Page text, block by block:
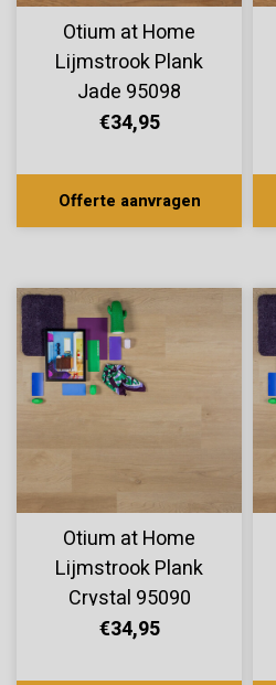
Otium at Home
Lijmstrook Plank
Jade 95098
€34,95
Offerte aanvragen
Otium at Home
Lijmstrook Plank
Crystal 95090
€34,95